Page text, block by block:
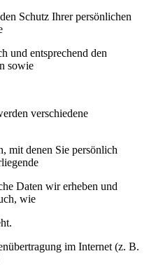
Schutz Ihrer persönlichen
und entsprechend den
sowie
verschiedene
mit denen Sie persönlich
Daten wir erheben und
wie
im Internet (z. B.